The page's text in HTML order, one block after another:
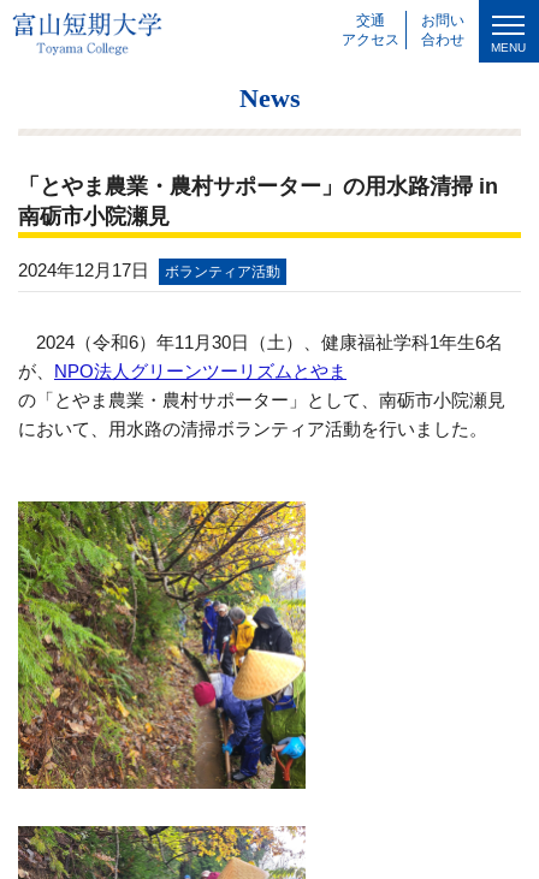
交通
アクセス
お問い
合わせ
MENU
News
「とやま農業・農村サポーター」の用水路清掃 in
南砺市小院瀬見
2024年12月17日 ボランティア活動
2024（令和6）年11 月30日（土）、健康福祉学科1年生6名
が、 NPO法人グリーンツーリズムとやま
の「とやま農業・農村サポーター」として、南砺市小院瀬見
において、用水路の清掃ボランティア活動を行いました。